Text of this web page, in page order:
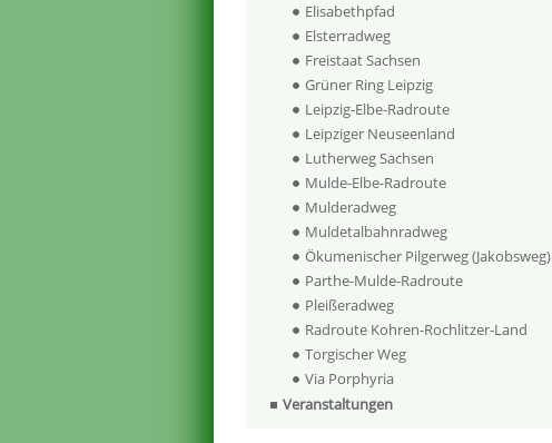
Elisabethpfad
Elsterradweg
Freistaat Sachsen
Grüner Ring Leipzig
Leipzig-Elbe-Radroute
Leipziger Neuseenland
Lutherweg Sachsen
Mulde-Elbe-Radroute
Mulderadweg
Muldetalbahnradweg
Ökumenischer Pilgerweg (Jakobsweg)
Parthe-Mulde-Radroute
Pleißeradweg
Radroute Kohren-Rochlitzer-Land
Torgischer Weg
Via Porphyria
Veranstaltungen